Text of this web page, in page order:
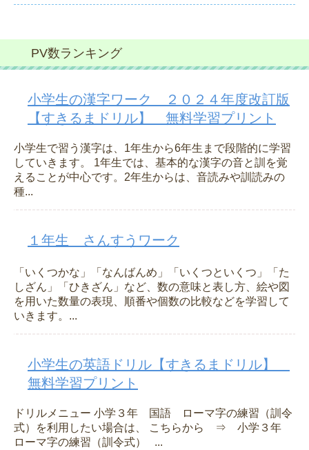
PV数ランキング
小学生の漢字ワーク ２０２４年度改訂版
【すきるまドリル】 無料学習プリント
小学生で習う漢字は、1年生から6年生まで段階的に学習
していきます。 1年生では、基本的な漢字の音と訓を覚
えることが中心です。2年生からは、音読みや訓読みの
種...
１年生 さんすうワーク
「いくつかな」「なんばんめ」「いくつといくつ」「た
しざん」「ひきざん」など、数の意味と表し方、絵や図
を用いた数量の表現、順番や個数の比較などを学習して
いきます。...
小学生の英語ドリル【すきるまドリル】
無料学習プリント
ドリルメニュー 小学３年 国語 ローマ字の練習（訓令
式）を利用したい場合は、 こちらから ⇒ 小学３年
ローマ字の練習（訓令式） ...